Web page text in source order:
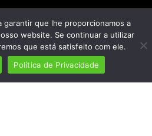
cadastrados
garantir que lhe proporcionamos a
website. Se continuar a utilizar
que está satisfeito com ele.
Política de Privacidade